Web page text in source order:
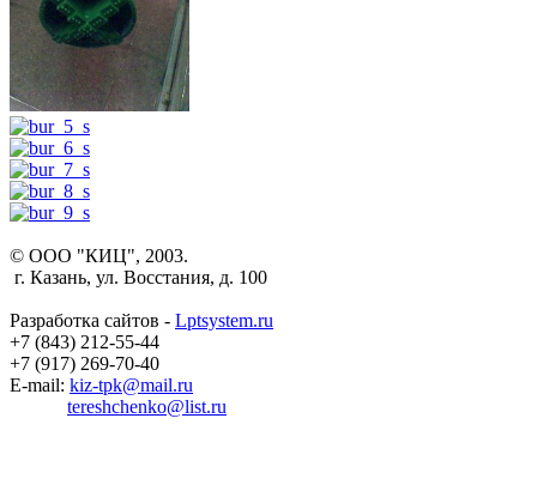
© ООО "КИЦ", 2003.
г. Казань, ул. Восстания, д. 100
Разработка сайтов - Lptsystem.ru
+7 (843) 212-55-44
+7 (917) 269-70-40
E-mail: kiz-tpk@mail.ru
tereshchenko@list.ru